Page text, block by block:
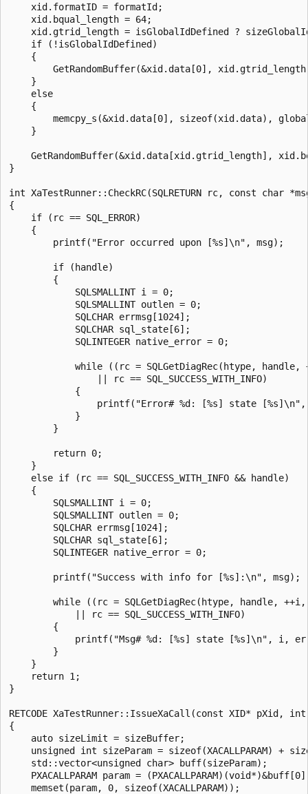
    xid.formatID = formatId;
    xid.bqual_length = 64;
xid.gtrid_length = isGlobalIdDefined ?
    if (!isGlobalIdDefined)
    {
GetRandomBuffer(&xid.data[0],
    }
    else
    {
memcpy_s(&xid.data[0], sizeof(xid.data),
    }
GetRandomBuffer(&xid.data[xid.gtrid_length],
}
int XaTestRunner::CheckRC(SQLRETURN rc, const char
{
    if (rc == SQL_ERROR)
    {
        printf("Error occurred upon [%s]\n", msg);
        if (handle)
        {
            SQLSMALLINT i = 0;
            SQLSMALLINT outlen = 0;
            SQLCHAR errmsg[1024];
            SQLCHAR sql_state[6];
            SQLINTEGER native_error = 0;
while ((rc = SQLGetDiagRec(htype,
                || rc == SQL_SUCCESS_WITH_INFO)
            {
printf("Error# %d: [%s] state
            }
        }
        return 0;
    }
    else if (rc == SQL_SUCCESS_WITH_INFO && handle)
    {
        SQLSMALLINT i = 0;
        SQLSMALLINT outlen = 0;
        SQLCHAR errmsg[1024];
        SQLCHAR sql_state[6];
        SQLINTEGER native_error = 0;
        printf("Success with info for [%s]:\n", msg);
while ((rc = SQLGetDiagRec(htype, handle,
            || rc == SQL_SUCCESS_WITH_INFO)
        {
printf("Msg# %d: [%s] state [%s]\n", i,
        }
    }
    return 1;
}
RETCODE XaTestRunner::IssueXaCall(const XID*
{
    auto sizeLimit = sizeBuffer;
unsigned int sizeParam = sizeof(XACALLPARAM) +
    std::vector<unsigned char> buff(sizeParam);
PXACALLPARAM param =
    memset(param, 0, sizeof(XACALLPARAM));